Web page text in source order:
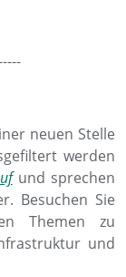
neuen Stelle
werden
und sprechen
Besuchen Sie
Themen zu
und